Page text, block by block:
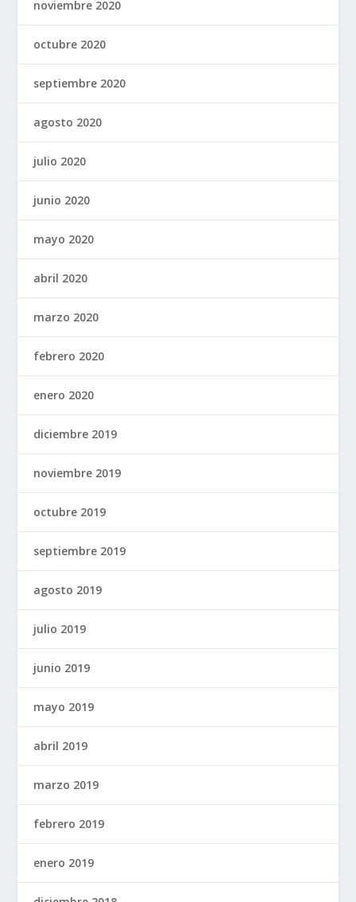
noviembre 2020
octubre 2020
septiembre 2020
agosto 2020
julio 2020
junio 2020
mayo 2020
abril 2020
marzo 2020
febrero 2020
enero 2020
diciembre 2019
noviembre 2019
octubre 2019
septiembre 2019
agosto 2019
julio 2019
junio 2019
mayo 2019
abril 2019
marzo 2019
febrero 2019
enero 2019